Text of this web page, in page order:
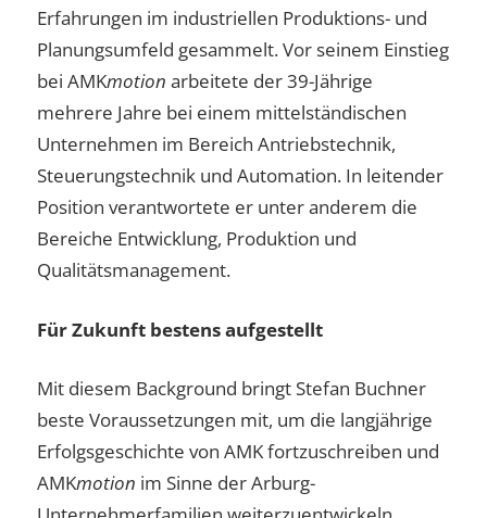
Erfahrungen im industriellen Produktions- und
Planungsumfeld gesammelt. Vor seinem Einstieg
bei AMKmotion arbeitete der 39-Jährige
mehrere Jahre bei einem mittelständischen
Unternehmen im Bereich Antriebstechnik,
Steuerungstechnik und Automation. In leitender
Position verantwortete er unter anderem die
Bereiche Entwicklung, Produktion und
Qualitätsmanagement.
Für Zukunft bestens aufgestellt
Mit diesem Background bringt Stefan Buchner
beste Voraussetzungen mit, um die langjährige
Erfolgsgeschichte von AMK fortzuschreiben und
AMKmotion im Sinne der Arburg-